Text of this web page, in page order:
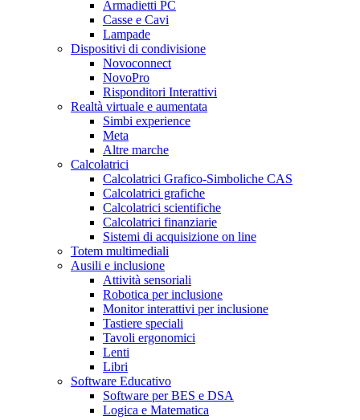
Armadietti PC
Casse e Cavi
Lampade
Dispositivi di condivisione
Novoconnect
NovoPro
Risponditori Interattivi
Realtà virtuale e aumentata
Simbi experience
Meta
Altre marche
Calcolatrici
Calcolatrici Grafico-Simboliche CAS
Calcolatrici grafiche
Calcolatrici scientifiche
Calcolatrici finanziarie
Sistemi di acquisizione on line
Totem multimediali
Ausili e inclusione
Attività sensoriali
Robotica per inclusione
Monitor interattivi per inclusione
Tastiere speciali
Tavoli ergonomici
Lenti
Libri
Software Educativo
Software per BES e DSA
Logica e Matematica